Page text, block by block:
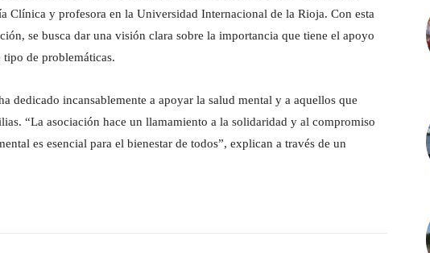
Clínica y profesora en la Universidad Internacional de la Rioja. Con esta
se busca dar una visión clara sobre la importancia que tiene el apoyo
de problemáticas.
dedicado incansablemente a apoyar la salud mental y a aquellos que
“La asociación hace un llamamiento a la solidaridad y al compromiso
es esencial para el bienestar de todos”, explican a través de un